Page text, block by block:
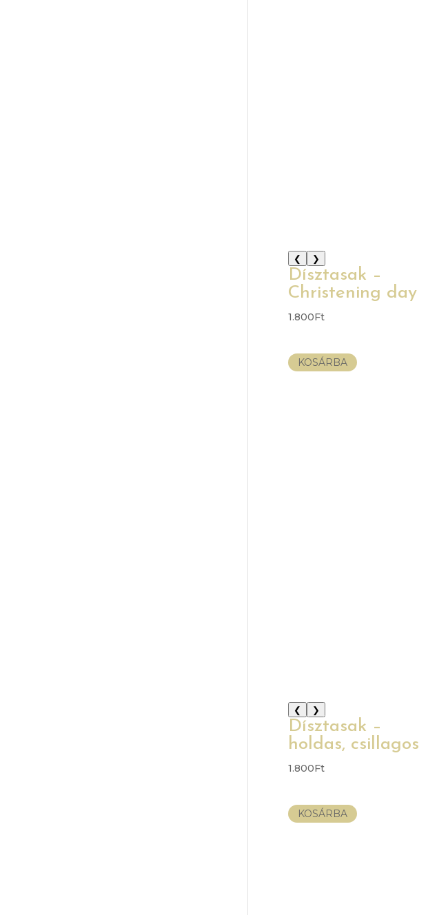
❮ ❯
Dísztasak –
Christening day
1.800Ft
KOSÁRBA
❮ ❯
Dísztasak –
holdas, csillagos
1.800Ft
KOSÁRBA